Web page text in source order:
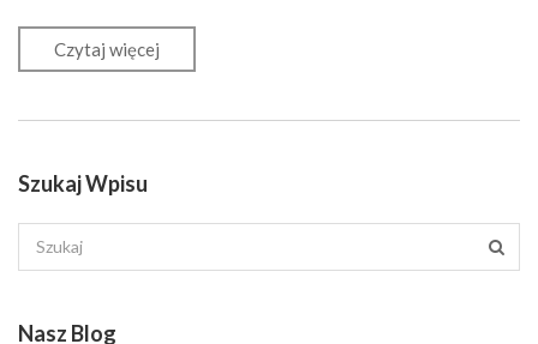
Czytaj więcej
Szukaj Wpisu
Nasz Blog